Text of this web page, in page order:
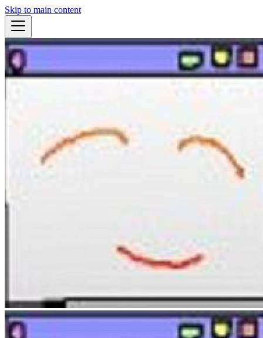
Skip to main content